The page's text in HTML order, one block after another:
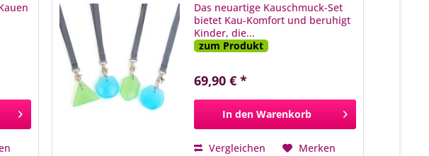
Das neuartige Kauschmuck-Set
bietet Kau-Komfort und beruhigt
Kinder, die...
zum Produkt
69,90 € *
In den Warenkorb
Vergleichen Merken